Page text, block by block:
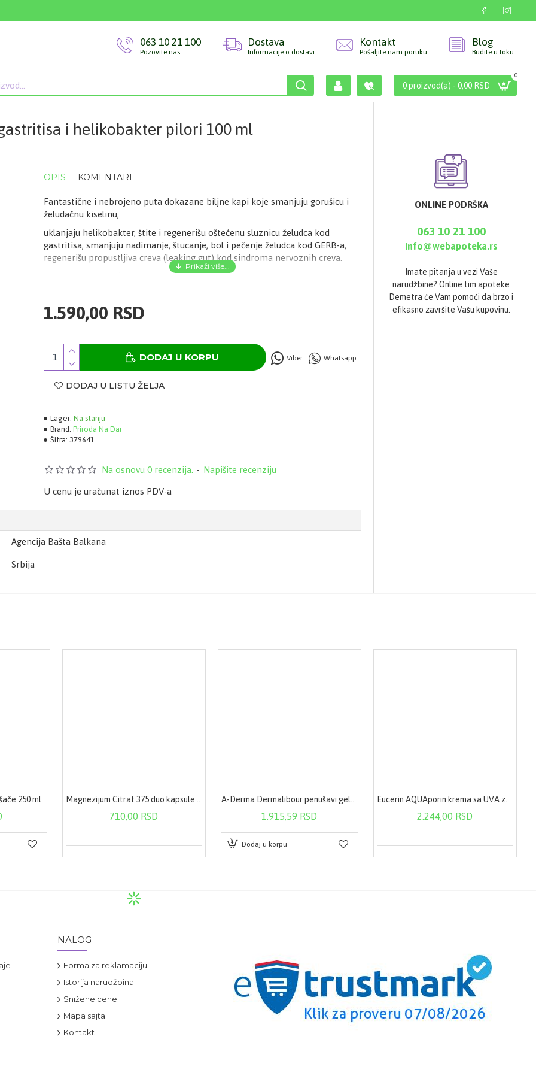
063 10 21 100
Pozovite nas
Dostava
Informacije o dostavi
Kontakt
Pošaljite nam poruku
Blog
Budite u toku
0 proizvod(a) - 0,00 RSD
0
i helikobakter pilori 100 ml
OPIS KOMENTARI
Fantastične i nebrojeno puta dokazane biljne kapi koje smanjuju gorušicu i
želudačnu kiselinu,
uklanjaju helikobakter, štite i regenerišu oštećenu sluznicu želudca kod
gastritisa, smanjuju nadimanje, štucanje, bol i pečenje želudca kod GERB-a,
regenerišu propustljiva creva (leaking gut) kod sindroma nervoznih creva.
Rastvoriti 30 kapi (približno 1,5 ml) u 2-3 dl vode i popiti, ukupno tri puta
Lager: Na stanju
Brand: Priroda Na Dar
Šifra: 379641
Na osnovu 0 recenzija. - Napišite recenziju
1.590,00 RSD
DODAJ U KORPU Viber Whatsapp
DODAJ U LISTU ŽELJA
U cenu je uračunat iznos PDV-a
Agencija Bašta Balkana
Srbija
ONLINE PODRŠKA
063 10 21 100
info@webapoteka.rs
Imate pitanja u vezi Vaše
narudžbine? Online tim apoteke
Demetra će Vam pomoći da brzo i
efikasno završite Vašu kupovinu.
250 ml Magnezijum Citrat 375 duo kapsule 50 kapsula
710,00 RSD
A-Derma Dermalibour penušavi gel 250ml
1.915,59 RSD
Dodaj u korpu
Eucerin AQUAporin krema sa UVA zaštitom 50 ml
2.244,00 RSD
NALOG
Forma za reklamaciju
Istorija narudžbina
Snižene cene
Mapa sajta
Kontakt